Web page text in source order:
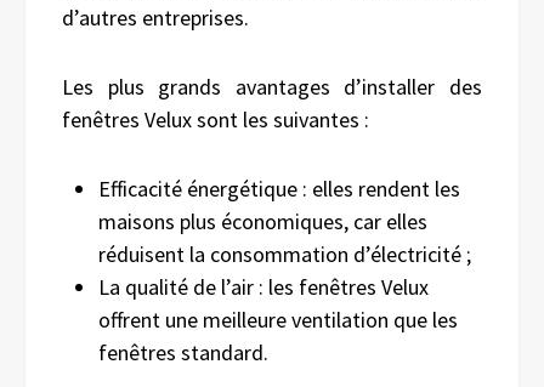
d’autres entreprises.
Les plus grands avantages d’installer des
fenêtres Velux sont les suivantes :
Efficacité énergétique : elles rendent les
maisons plus économiques, car elles
réduisent la consommation d’électricité ;
La qualité de l’air : les fenêtres Velux
offrent une meilleure ventilation que les
fenêtres standard.